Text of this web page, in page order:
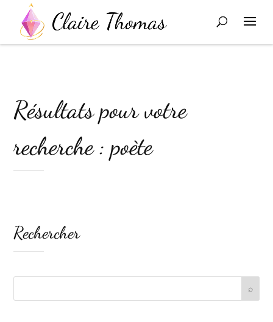
Résultats pour votre
recherche : poète
Rechercher